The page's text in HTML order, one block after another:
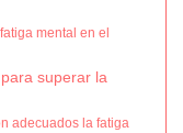
mental en el
superar la
adecuados la fatiga